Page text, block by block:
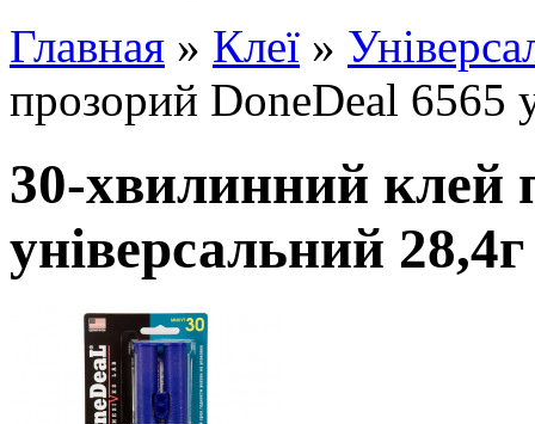
Главная » Клеї »
прозорий DoneDeal 6565
30-хвилинний клей
універсальний 28,4г